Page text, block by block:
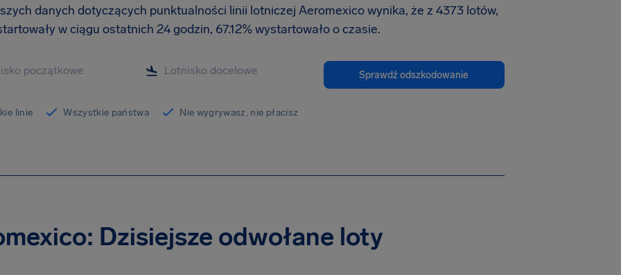
danych dotyczących punktualności linii lotniczej Aeromexico wynika, że z 4373 lotów,
w ciągu ostatnich 24 godzin, 67.12% wystartowało o czasie.
Sprawdź odszkodowanie
linie Wszystkie państwa Nie wygrywasz, nie płacisz
Dzisiejsze odwołane loty